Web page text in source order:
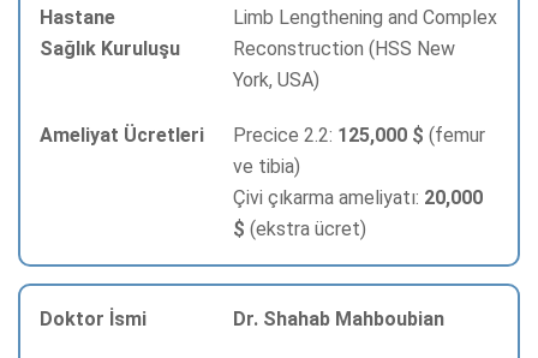
Limb Lengthening and Complex
Reconstruction (HSS New
York, USA)
Precice 2.2: 125,000 $ (femur
ve tibia)
Çivi çıkarma ameliyatı: 20,000
$ (ekstra ücret)
Dr. Shahab Mahboubian